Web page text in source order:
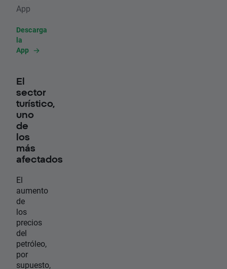
App
Descarga
la
App
El
sector
turístico,
uno
de
los
más
afectados
El
aumento
de
los
precios
del
petróleo,
por
supuesto,